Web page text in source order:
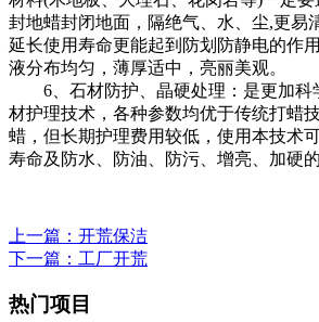
封地蜡封闭地面，隔绝气、水、尘,更易
延长使用寿命更能起到防划防静电的作
液分布均匀，薄厚适中，亮丽美观。
6、石材防护、晶硬处理：是更加科
材护理技术，各种参数均优于传统打蜡
蜡，但长期护理费用较低，使用本技术
寿命及防水、防油、防污、增亮、加硬的
上一篇 ：开荒保洁
下一篇 ：工厂开荒
热门项目